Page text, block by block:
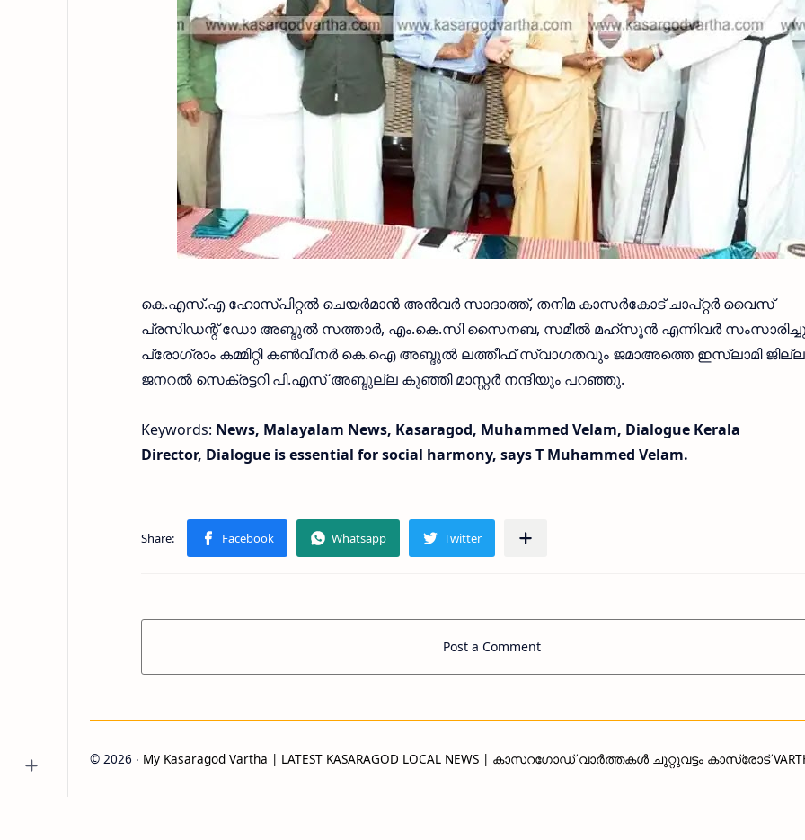
കെ.എസ്.എ ഹോസ്പിറ്റൽ ചെയർമാൻ അൻവർ സാദാത്ത്, തനിമ കാസർകോട് ചാപ്റ്റർ വൈസ്
പ്രസിഡന്റ് ഡോ അബ്ദുൽ സത്താർ, എം.കെ.സി സൈനബ, സമീൽ മഹ്സൂൻ എന്നിവർ
പ്രോഗ്രാം കമ്മിറ്റി കൺവീനർ കെ.ഐ അബ്ദുൽ ലത്തീഫ് സ്വാഗതവും ജമാഅത്തെ ഇസ്‌ലാമി
ജനറൽ സെക്രട്ടറി പി.എസ് അബ്ദുല്ല കുഞ്ഞി മാസ്റ്റർ നന്ദിയും പറഞ്ഞു.
Keywords: News, Malayalam News, Kasaragod, Muhammed Velam, Dialogue Kerala
Director, Dialogue is essential for social harmony, says T Muhammed Velam.
Post a Comment
© 2026 ‧ My Kasaragod Vartha | LATEST KASARAGOD LOCAL NEWS | കാസറഗോഡ് വാർത്തകൾ ചുറ്റുവട്ടം കാസ്രോട്